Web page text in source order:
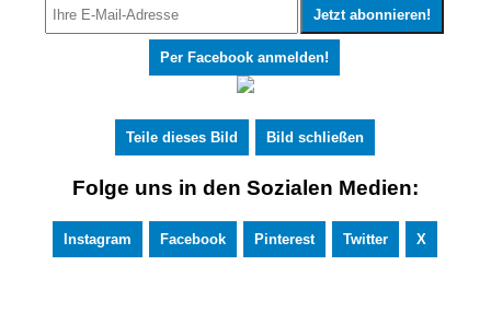
Per Facebook anmelden!
Teile dieses Bild Bild schließen
Folge uns in den Sozialen Medien:
Instagram Facebook Pinterest Twitter X